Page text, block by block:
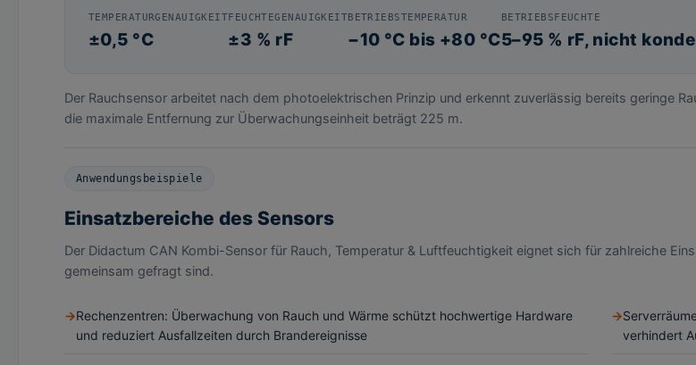
TEMPERATURGENAUIGKEIT
±0,5 °C
FEUCHTEGENAUIGKEIT
±3 % rF
BETRIEBSTEMPERATUR
−10 °C bis +80 °C
BETRIEBSFEUCHTE
5–95 % rF, nicht
Der Rauchsensor arbeitet nach dem photoelektrischen Prinzip und erkennt zuverlässig bereits geringe
die maximale Entfernung zur Überwachungseinheit beträgt 225 m.
Anwendungsbeispiele
Einsatzbereiche des Sensors
Der Didactum CAN Kombi-Sensor für Rauch, Temperatur & Luftfeuchtigkeit eignet sich für zahlreiche
gemeinsam gefragt sind.
Rechenzentren: Überwachung von Rauch und Wärme schützt hochwertige Hardware
und reduziert Ausfallzeiten durch Brandereignisse
verhindert